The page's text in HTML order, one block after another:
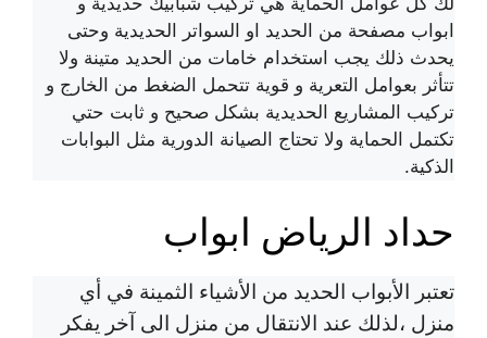
ابواب مصفحة من الحديد او السواتر الحديدية وحتى
يحدث ذلك يجب استخدام خامات من الحديد متينة ولا
تتأثر بعوامل التعرية و قوية تتحمل الضغط من الخارج و
تركيب المشاريع الحديدية بشكل صحيح و ثابت حتي
تكتمل الحماية ولا تحتاج الصيانة الدورية مثل البوابات
الذكية.
حداد الرياض ابواب
تعتبر الأبواب الحديد من الأشياء الثمينة في أي
منزل ،لذلك عند الانتقال من منزل الى آخر يفكر